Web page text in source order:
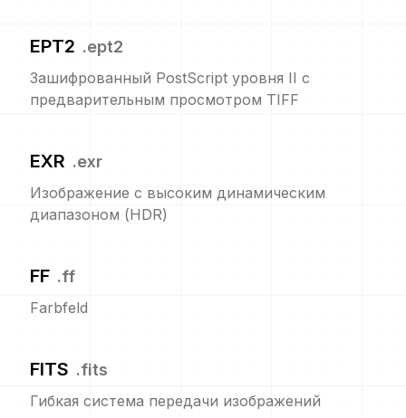
EPT2 .ept2
Зашифрованный PostScript уровня II с
предварительным просмотром TIFF
EXR .exr
Изображение с высоким динамическим
диапазоном (HDR)
FF .ff
Farbfeld
FITS .fits
Гибкая система передачи изображений